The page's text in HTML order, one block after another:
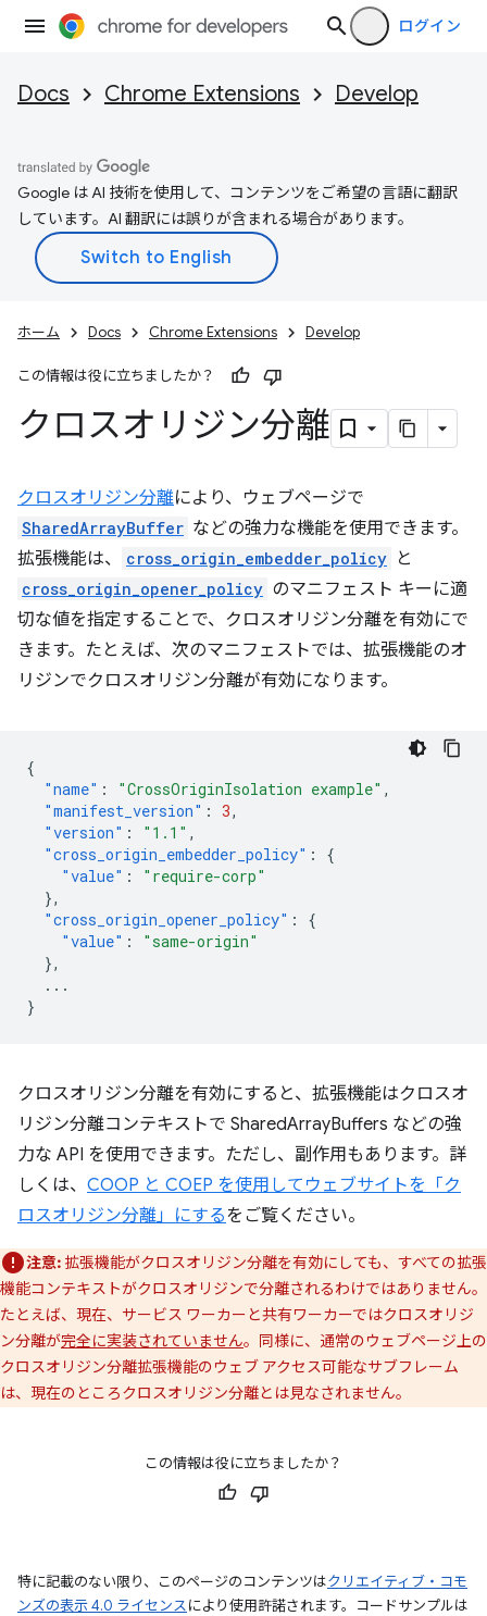
ログイン
Docs Chrome Extensions Develop
Google は AI 技術を使用して、コンテンツをご希望の言語に翻訳
しています。AI 翻訳には誤りが含まれる場合があります。
ホーム Docs Chrome Extensions Develop
この情報は役に立ちましたか？
クロスオリジン分離
クロスオリジン分離により、ウェブページで
SharedArrayBuffer などの強力な機能を使用できます。
拡張機能は、
cross_origin_embedder_policy と
cross_origin_opener_policy のマニフェスト キーに適
切な値を指定することで、クロスオリジン分離を有効にで
きます。たとえば、次のマニフェストでは、拡張機能のオ
リジンでクロスオリジン分離が有効になります。
{
"name" : "CrossOriginIsolation example" ,
"manifest_version" : 3,
"version" : "1.1" ,
"cross_origin_embedder_policy" :
{
"value" :
"require-corp"
},
"cross_origin_opener_policy" :
{
"value" :
"same-origin"
},
...
}
クロスオリジン分離を有効にすると、拡張機能はクロスオ
リジン分離コンテキストで SharedArrayBuffers などの強
力な API を使用できます。ただし、副作用もあります。詳
しくは、 COOP と COEP を使用してウェブサイトを「ク
ロスオリジン分離」にするをご覧ください。
注意: 拡張機能がクロスオリジン分離を有効にしても、すべての拡張
機能コンテキストがクロスオリジンで分離されるわけではありません。
たとえば、現在、サービス ワーカーと共有ワーカーではクロスオリジ
ン分離が完全に実装されていません。同様に、通常のウェブページ上の
クロスオリジン分離拡張機能のウェブ アクセス可能なサブフレーム
は、現在のところクロスオリジン分離とは見なされません。
この情報は役に立ちましたか？
特に記載のない限り、このページのコンテンツはクリエイティブ・コモ
ンズの表示 4.0 ライセンスにより使用許諾されます。コードサンプルは